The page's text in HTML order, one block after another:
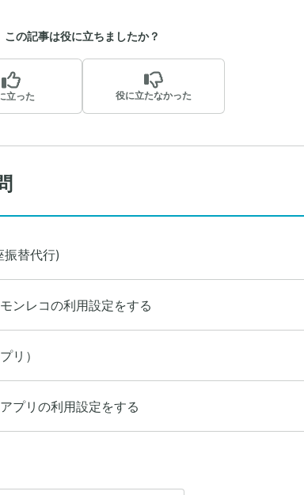
この記事は役に立ちましたか？
立った 役に立たなかった
振替代行)
ンレコの利用設定をする
リ）
プリの利用設定をする